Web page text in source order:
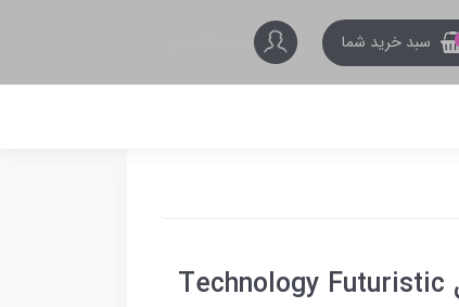
سبد خرید شما
کاور آیفون 13/14 یانگ کیت مدل Technology Futuristic